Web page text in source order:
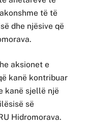
të të
dhe njësive që
aksionet e
kanë kontribuar
kanë sjellë një
së
Hidromorava.